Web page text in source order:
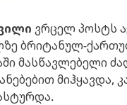
ვრცელ პოსტს
ბრიტანულ-
მასწავლებელი
მიჰყავდა,